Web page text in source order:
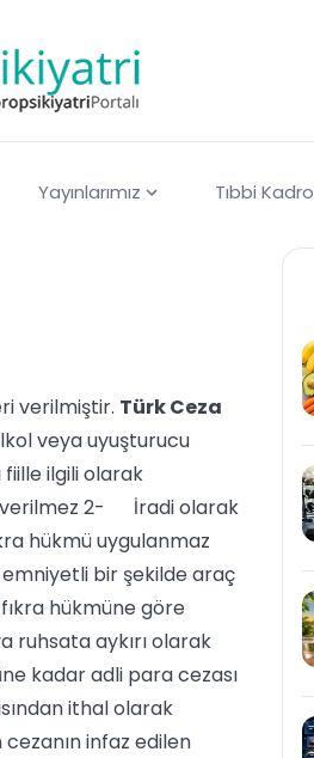
Yayınlarımız Tıbbi Kadro
verilmiştir. Türk Ceza
veya uyuşturucu
fiille ilgili olarak
verilmez 2- İradi olarak
hükmü uygulanmaz
bir şekilde araç
hükmüne göre
ruhsata aykırı olarak
kadar adli para cezası
ithal olarak
infaz edilen